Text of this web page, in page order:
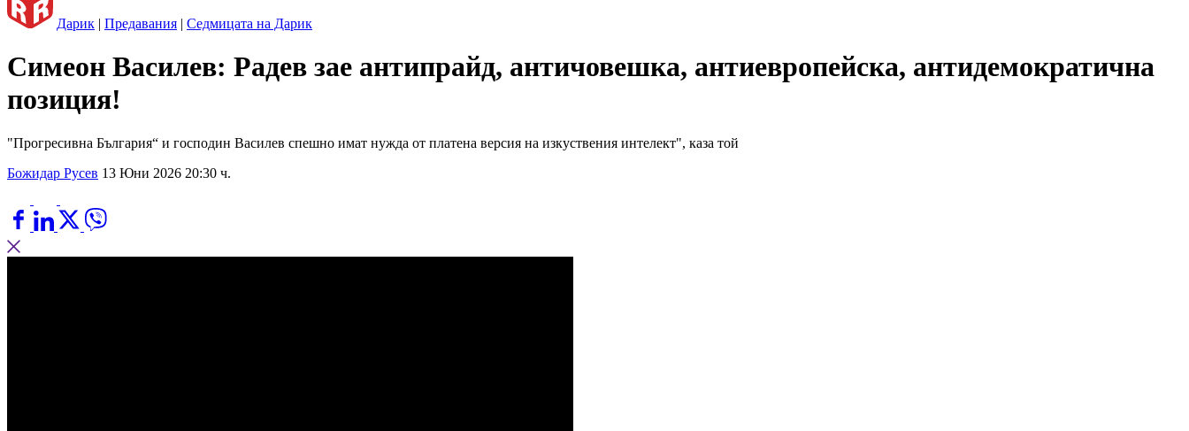
Дарик | Предавания | Седмицата на Дарик
Симеон Василев: Радев зае антипрайд, античовешка, антиевропейска, антидемократична
позиция!
"Прогресивна България“ и господин Василев спешно имат нужда от платена версия на изкуствения интелект", каза той
Божидар Русев 13 Юни 2026 20:30 ч.